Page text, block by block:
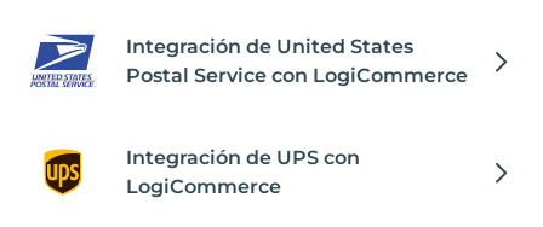
Integración de United States
Postal Service con LogiCommerce
Integración de UPS con
LogiCommerce